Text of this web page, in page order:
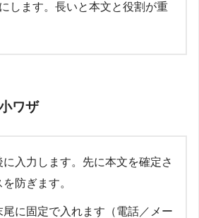
します。長いと本文と役割が重
ワザ
に入力します。先に本文を確定さ
防ぎます。
に固定で入れます（電話／メー